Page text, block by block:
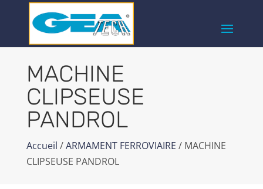
MACHINE
CLIPSEUSE
PANDROL
Accueil /ARMAMENT FERROVIAIRE / MACHINE
CLIPSEUSE PANDROL